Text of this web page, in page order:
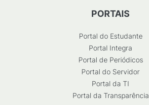
PORTAIS
Portal do Estudante
Portal Integra
Portal de Periódicos
Portal do Servidor
Portal da TI
Portal da Transparência